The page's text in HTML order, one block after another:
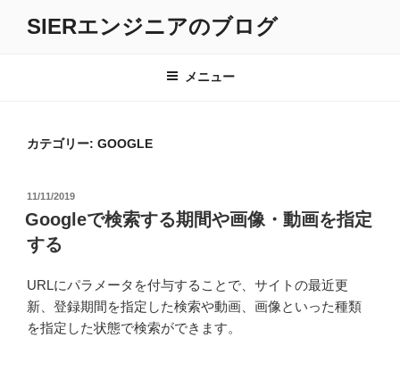
SIERエンジニアのブログ
メニュー
カテゴリー: GOOGLE
投
稿
日:
11/11/2019
Googleで検索する期間や画像・動画を指定
する
URLにパラメータを付与することで、サイトの最近更
新、登録期間を指定した検索や動画、画像といった種類
を指定した状態で検索ができます。